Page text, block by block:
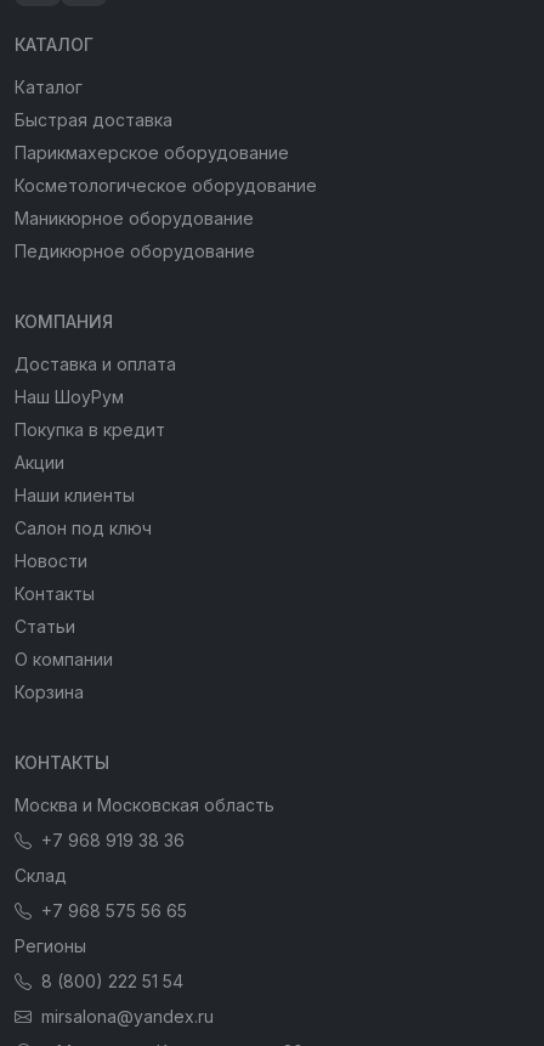
КАТАЛОГ
Каталог
Быстрая доставка
Парикмахерское оборудование
Косметологическое оборудование
Маникюрное оборудование
Педикюрное оборудование
КОМПАНИЯ
Доставка и оплата
Наш ШоуРум
Покупка в кредит
Акции
Наши клиенты
Салон под ключ
Новости
Контакты
Статьи
О компании
Корзина
КОНТАКТЫ
Москва и Московская область
+7 968 919 38 36
Склад
+7 968 575 56 65
Регионы
8 (800) 222 51 54
mirsalona@yandex.ru